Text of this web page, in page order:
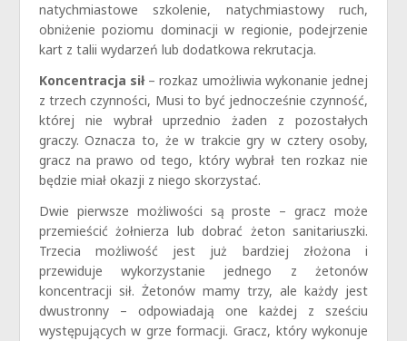
natychmiastowe szkolenie, natychmiastowy ruch,
obniżenie poziomu dominacji w regionie, podejrzenie
kart z talii wydarzeń lub dodatkowa rekrutacja.
Koncentracja sił– rozkaz umożliwia wykonanie jednej
z trzech czynności, Musi to być jednocześnie czynność,
której nie wybrał uprzednio żaden z pozostałych
graczy. Oznacza to, że w trakcie gry w cztery osoby,
gracz na prawo od tego, który wybrał ten rozkaz nie
będzie miał okazji z niego skorzystać.
Dwie pierwsze możliwości są proste – gracz może
przemieścić żołnierza lub dobrać żeton sanitariuszki.
Trzecia możliwość jest już bardziej złożona i
przewiduje wykorzystanie jednego z żetonów
koncentracji sił. Żetonów mamy trzy, ale każdy jest
dwustronny – odpowiadają one każdej z sześciu
występujących w grze formacji. Gracz, który wykonuje